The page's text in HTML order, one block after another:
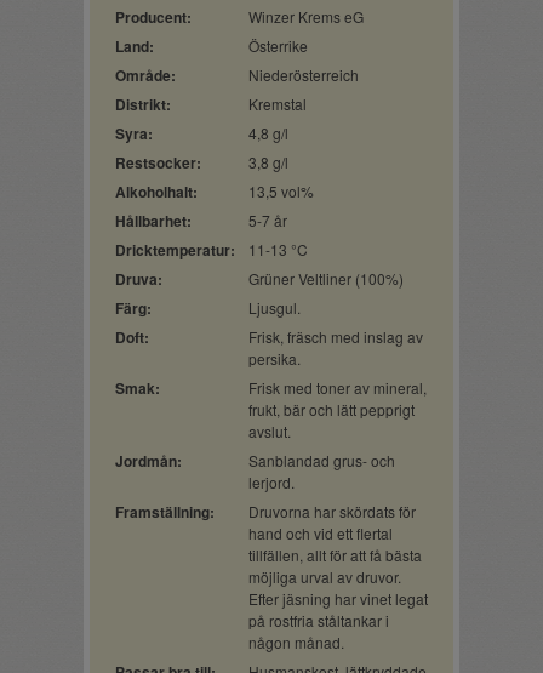
Producent: Winzer Krems eG
Land: Österrike
Område: Niederösterreich
Distrikt: Kremstal
Syra: 4,8 g/l
Restsocker: 3,8 g/l
Alkoholhalt: 13,5 vol%
Hållbarhet: 5-7 år
Dricktemperatur: 11-13 °C
Druva: Grüner Veltliner (100%)
Färg: Ljusgul.
Doft:
Frisk, fräsch med inslag av
persika.
Smak:
Frisk med toner av mineral,
frukt, bär och lätt pepprigt
avslut.
Jordmån:
Sanblandad grus- och
lerjord.
Framställning:
Druvorna har skördats för
hand och vid ett flertal
tillfällen, allt för att få bästa
möjliga urval av druvor.
Efter jäsning har vinet legat
på rostfria ståltankar i
någon månad.